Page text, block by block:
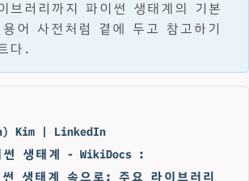
브러리까지 파이썬 생태계의 기본
어 사전처럼 곁에 두고 참고하기
다.
Kim | LinkedIn
썬 생태계 - WikiDocs :
생태계 속으로: 주요 라이브러리